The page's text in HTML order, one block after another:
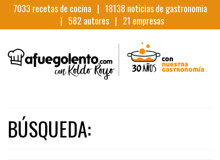
7033 recetas de cocina | 18138 noticias de gastronomia
| 582 autores | 21 empresas
BÚSQUEDA: